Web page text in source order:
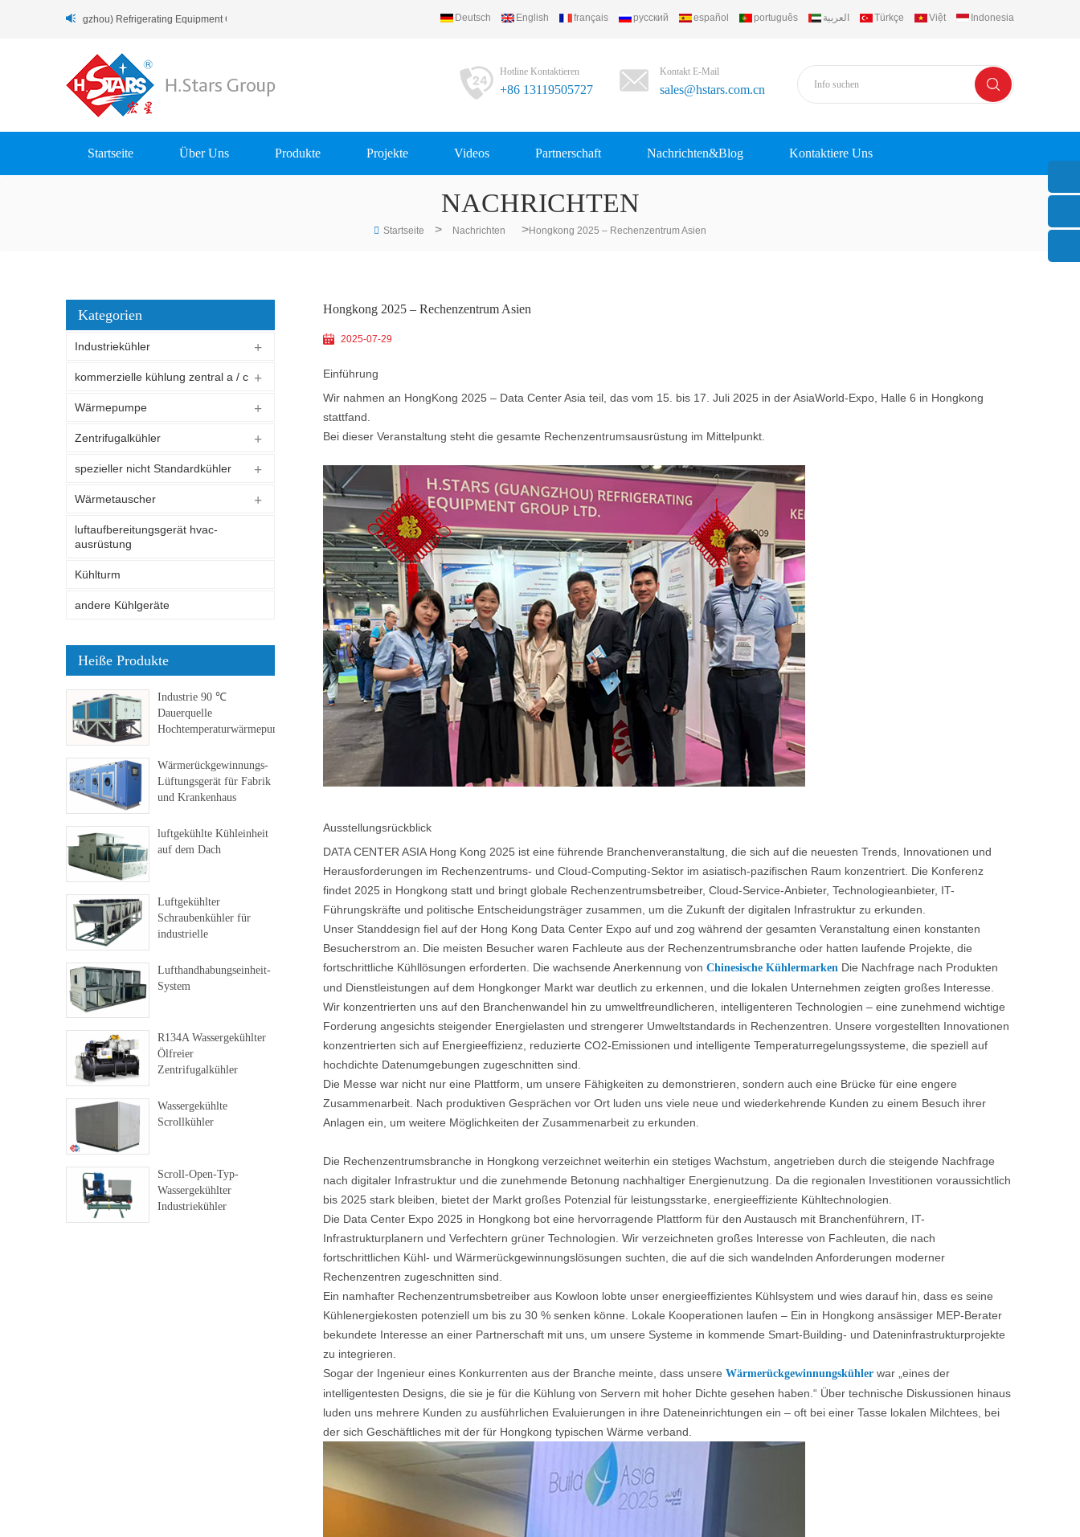
Zu H.Stars (Guangzhou) Refrigerating Equipment Group Ltd.. Deutsch English français русский español português العربية Türkçe Việt Indonesia
Hotline Kontaktieren
+86 13119505727
Kontakt E-Mail
sales@hstars.com.cn
Startseite Über Uns Produkte Projekte Videos Partnerschaft Nachrichten&Blog Kontaktiere Uns
NACHRICHTEN
Startseite > Nachrichten >Hongkong 2025 – Rechenzentrum Asien
Hongkong 2025 – Rechenzentrum Asien
2025-07-29
Einführung
Wir nahmen an HongKong 2025 – Data Center Asia teil, das vom 15. bis 17. Juli 2025 in der AsiaWorld-Expo, Halle 6 in Hongkong
stattfand.
Bei dieser Veranstaltung steht die gesamte Rechenzentrumsausrüstung im Mittelpunkt.
Ausstellungsrückblick
DATA CENTER ASIA Hong Kong 2025 ist eine führende Branchenveranstaltung, die sich auf die neuesten Trends, Innovationen und
Herausforderungen im Rechenzentrums- und Cloud-Computing-Sektor im asiatisch-pazifischen Raum konzentriert. Die Konferenz
findet 2025 in Hongkong statt und bringt globale Rechenzentrumsbetreiber, Cloud-Service-Anbieter, Technologieanbieter, IT-
Führungskräfte und politische Entscheidungsträger zusammen, um die Zukunft der digitalen Infrastruktur zu erkunden.
Unser Standdesign fiel auf der Hong Kong Data Center Expo auf und zog während der gesamten Veranstaltung einen konstanten
Besucherstrom an. Die meisten Besucher waren Fachleute aus der Rechenzentrumsbranche oder hatten laufende Projekte, die
fortschrittliche Kühllösungen erforderten. Die wachsende Anerkennung von Chinesische Kühlermarken Die Nachfrage nach Produkten
und Dienstleistungen auf dem Hongkonger Markt war deutlich zu erkennen, und die lokalen Unternehmen zeigten großes Interesse.
Wir konzentrierten uns auf den Branchenwandel hin zu umweltfreundlicheren, intelligenteren Technologien – eine zunehmend wichtige
Forderung angesichts steigender Energielasten und strengerer Umweltstandards in Rechenzentren. Unsere vorgestellten Innovationen
konzentrierten sich auf Energieeffizienz, reduzierte CO2-Emissionen und intelligente Temperaturregelungssysteme, die speziell auf
hochdichte Datenumgebungen zugeschnitten sind.
Die Messe war nicht nur eine Plattform, um unsere Fähigkeiten zu demonstrieren, sondern auch eine Brücke für eine engere
Zusammenarbeit. Nach produktiven Gesprächen vor Ort luden uns viele neue und wiederkehrende Kunden zu einem Besuch ihrer
Anlagen ein, um weitere Möglichkeiten der Zusammenarbeit zu erkunden.
Die Rechenzentrumsbranche in Hongkong verzeichnet weiterhin ein stetiges Wachstum, angetrieben durch die steigende Nachfrage
nach digitaler Infrastruktur und die zunehmende Betonung nachhaltiger Energienutzung. Da die regionalen Investitionen voraussichtlich
bis 2025 stark bleiben, bietet der Markt großes Potenzial für leistungsstarke, energieeffiziente Kühltechnologien.
Die Data Center Expo 2025 in Hongkong bot eine hervorragende Plattform für den Austausch mit Branchenführern, IT-
Infrastrukturplanern und Verfechtern grüner Technologien. Wir verzeichneten großes Interesse von Fachleuten, die nach
fortschrittlichen Kühl- und Wärmerückgewinnungslösungen suchten, die auf die sich wandelnden Anforderungen moderner
Rechenzentren zugeschnitten sind.
Ein namhafter Rechenzentrumsbetreiber aus Kowloon lobte unser energieeffizientes Kühlsystem und wies darauf hin, dass es seine
Kühlenergiekosten potenziell um bis zu 30 % senken könne. Lokale Kooperationen laufen – Ein in Hongkong ansässiger MEP-Berater
bekundete Interesse an einer Partnerschaft mit uns, um unsere Systeme in kommende Smart-Building- und Dateninfrastrukturprojekte
zu integrieren.
Sogar der Ingenieur eines Konkurrenten aus der Branche meinte, dass unsere Wärmerückgewinnungskühler war „eines der
intelligentesten Designs, die sie je für die Kühlung von Servern mit hoher Dichte gesehen haben.“ Über technische Diskussionen hinaus
luden uns mehrere Kunden zu ausführlichen Evaluierungen in ihre Dateneinrichtungen ein – oft bei einer Tasse lokalen Milchtees, bei
der sich Geschäftliches mit der für Hongkong typischen Wärme verband.
Kategorien
Industriekühler
kommerzielle kühlung zentral a / c
Wärmepumpe
Zentrifugalkühler
spezieller nicht Standardkühler
Wärmetauscher
luftaufbereitungsgerät hvac-
ausrüstung
Kühlturm
andere Kühlgeräte
Heiße Produkte
Industrie 90 ℃
Dauerquelle
Hochtemperaturwärmepumpe
Wärmerückgewinnungs-
Lüftungsgerät für Fabrik
und Krankenhaus
luftgekühlte Kühleinheit
auf dem Dach
Luftgekühlter
Schraubenkühler für
industrielle
Lufthandhabungseinheit-
System
R134A Wassergekühlter
Ölfreier
Zentrifugalkühler
Wassergekühlte
Scrollkühler
Scroll-Open-Typ-
Wassergekühlter
Industriekühler